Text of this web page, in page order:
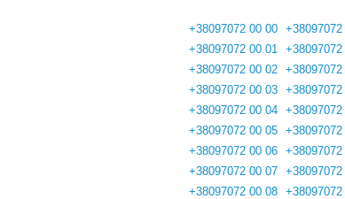
+38097072 00 00
+38097072 00 01
+38097072 00 02
+38097072 00 03
+38097072 00 04
+38097072 00 05
+38097072 00 06
+38097072 00 07
+38097072 00 08
+38097072